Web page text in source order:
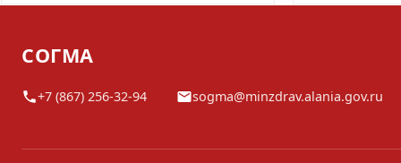
СОГМА
+7 (867) 256-32-94 sogma@minzdrav.alania.gov.ru